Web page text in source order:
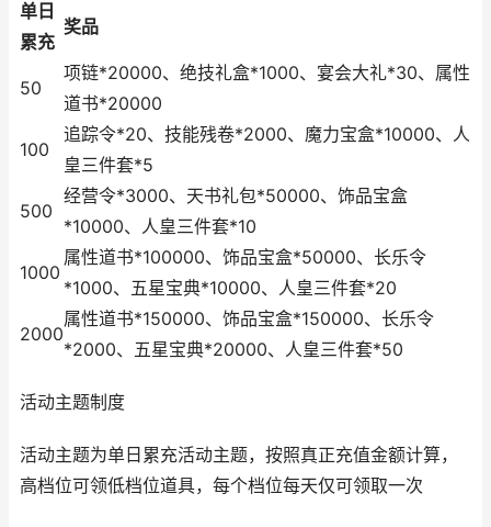
单日
累充
奖品
50
项链*20000、绝技礼盒*1000、宴会大礼*30、属性
道书*20000
100
追踪令*20、技能残卷*2000、魔力宝盒*10000、人
皇三件套*5
500
经营令*3000、天书礼包*50000、饰品宝盒
*10000、人皇三件套*10
1000
属性道书*100000、饰品宝盒*50000、长乐令
*1000、五星宝典*10000、人皇三件套*20
2000
属性道书*150000、饰品宝盒*150000、长乐令
*2000、五星宝典*20000、人皇三件套*50
活动主题制度
活动主题为单日累充活动主题，按照真正充值金额计算，
高档位可领低档位道具，每个档位每天仅可领取一次